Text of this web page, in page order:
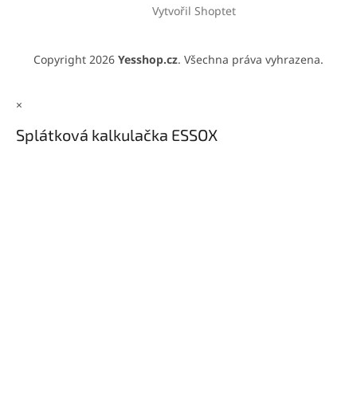
Vytvořil Shoptet
Copyright 2026 Yesshop.cz. Všechna práva vyhrazena.
×
Splátková kalkulačka ESSOX